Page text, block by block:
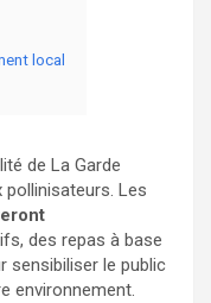
local
de La Garde
Les
des repas à base
sensibiliser le public
environnement.